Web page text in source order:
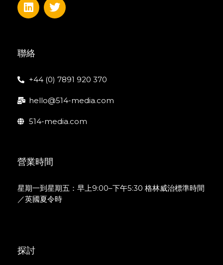
聯絡
+44 (0) 7891 920 370
hello@514-media.com
514-media.com
營業時間
星期一到星期五：早上9:00–下午5:30 格林威治標準時間
／英國夏令時
探討